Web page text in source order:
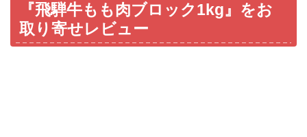
『飛騨牛もも肉ブロック1kg』をお
取り寄せレビュー